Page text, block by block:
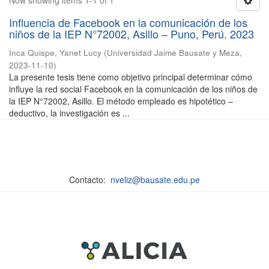
Influencia de Facebook en la comunicación de los
niños de la IEP N°72002, Asillo – Puno, Perú. 2023
Inca Quispe, Yanet Lucy (Universidad Jaime Bausate y Meza,
2023-11-10)
La presente tesis tiene como objetivo principal determinar cómo
influye la red social Facebook en la comunicación de los niños de
la IEP N°72002, Asillo. El método empleado es hipotético –
deductivo, la investigación es ...
Contacto: nveliz@bausate.edu.pe